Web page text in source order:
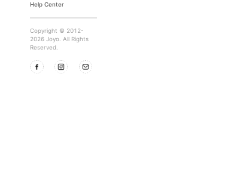
Help Center
Copyright © 2012-
2026 Joyo. All Rights
Reserved.